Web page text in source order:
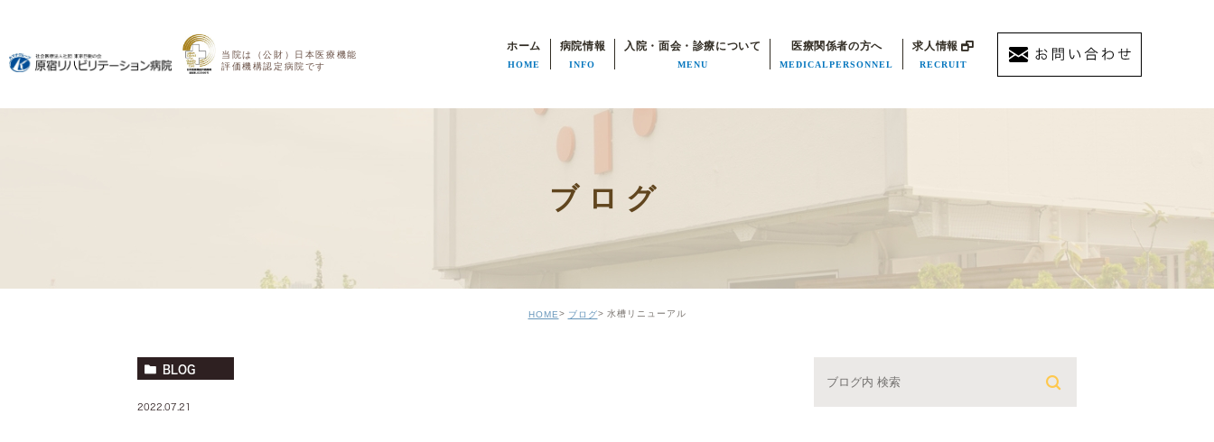
当院は（公財）日本医療機能
評価機構認定病院です
ホーム
HOME
病院情報
INFO
患者様の権利
機能評価の認定
入院・面会・診療について
MENU
リハビリテーション科
入退院支援センター
見学について
医療関係者の方へ
MEDICALPERSONNEL
求人情報
RECRUIT
ブログ
HOME ブログ 水槽リニューアル
BLOG
2022.07.21